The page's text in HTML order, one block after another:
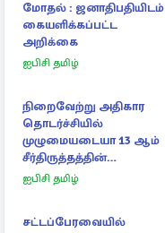
மோதல் : ஜனாதிபதியிடம்
கையளிக்கப்பட்ட
அறிக்கை
ஐபிசி தமிழ்
நிறைவேற்று அதிகார
தொடர்ச்சியில்
முழுமையடையா 13 ஆம்
சீர்திருத்தத்தின்
மாயத்தோற்றம்
ஐபிசி தமிழ்
சட்டப்பேரவையில்